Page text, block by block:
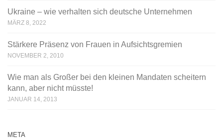
Ukraine – wie verhalten sich deutsche Unternehmen
MÄRZ 8, 2022
Stärkere Präsenz von Frauen in Aufsichtsgremien
NOVEMBER 2, 2010
Wie man als Großer bei den kleinen Mandaten scheitern
kann, aber nicht müsste!
JANUAR 14, 2013
META